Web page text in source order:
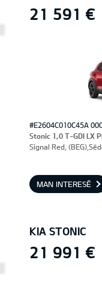
21 591 €
#E2604C010C45A
Stonic 1,0 T-GDI LX
Signal Red,
MAN INTERESĒ
KIA STONIC
21 991 €